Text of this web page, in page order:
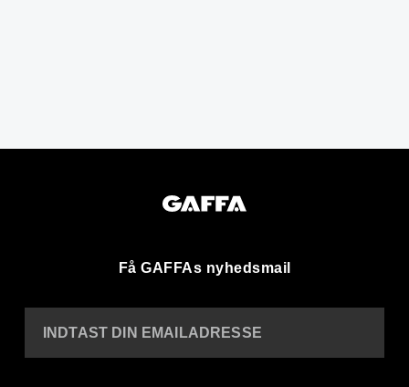
Få GAFFAs nyhedsmail
INDTAST DIN EMAILADRESSE